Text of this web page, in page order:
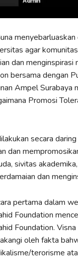
agar
dan menginspirasi
bersama dengan
Ampel Surabaya
Promosi
secara
dan
sivitas
dan
pertama dalam
Foundation
Foundation.
oleh fakta
terorisme